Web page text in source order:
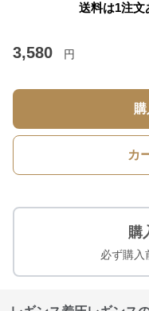
送料は1注文
3,580 円
カ
購
必ず購入